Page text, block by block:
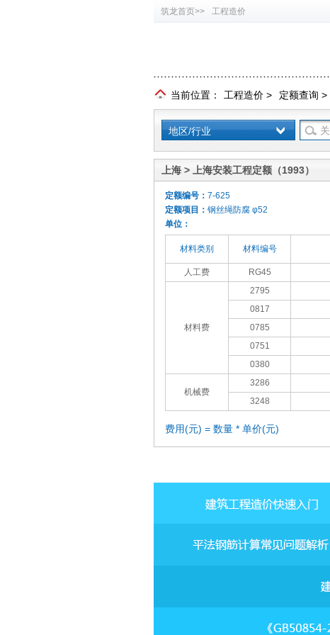
筑龙首页>> 工程造价
当前位置： 工程造价 > 定额查询 >
地区/行业
上海 > 上海安装工程定额（1993）
定额编号： 7-625
定额项目： 钢丝绳防腐 φ52
单位：
材料类别 材料编号
人工费 RG45
材料费
2795
0817
0785
0751
0380
机械费
3286
3248
费用(元) = 数量 * 单价(元)